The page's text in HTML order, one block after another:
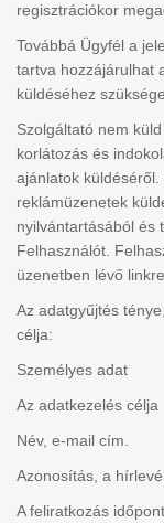
regisztrációkor
Továbbá Ügyfél a
tartva hozzájárulhat
küldéséhez
Szolgáltató nem
korlátozás és
ajánlatok
reklámüzenetek
nyilvántartásából és
Felhasználót.
üzenetben lévő
Az adatgyűjtés
célja:
Személyes adat
Az adatkezelés célja
Név, e-mail cím.
Azonosítás, a
A feliratkozás